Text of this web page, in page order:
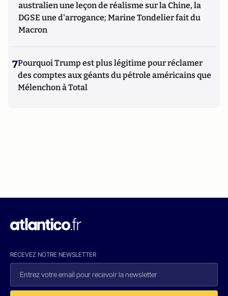
australien une leçon de réalisme sur la Chine, la
DGSE une d'arrogance; Marine Tondelier fait du
Macron
7Pourquoi Trump est plus légitime pour réclamer
des comptes aux géants du pétrole américains que
Mélenchon à Total
RECEVEZ NOTRE NEWSLETTER